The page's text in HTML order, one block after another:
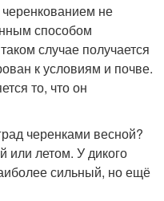
не
способом
случае получается
к условиям и почве.
то, что он
черенками весной?
или летом. У дикого
сильный, но ещё